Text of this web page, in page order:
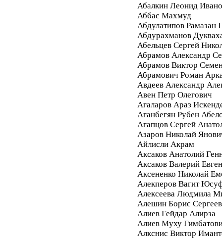
Абалкин Леонид
Аббас Махмуд
Абдулатипов Рамазан
Абдурахманов
Абельцев Сергей
Абрамов Александр
Абрамов Виктор
Абрамович Роман
Авдеев Александр
Авен Петр Олегович
Агаларов Араз
Аганбегян Рубен
Агапцов Сергей
Азаров Николай
Айлисли Акрам
Аксаков Анатолий
Аксаков Валерий
Аксененко Николай
Алекперов Вагит
Алексеева Людмила
Алешин Борис
Алиев Гейдар Алирза
Алиев Муху
Алкснис Виктор